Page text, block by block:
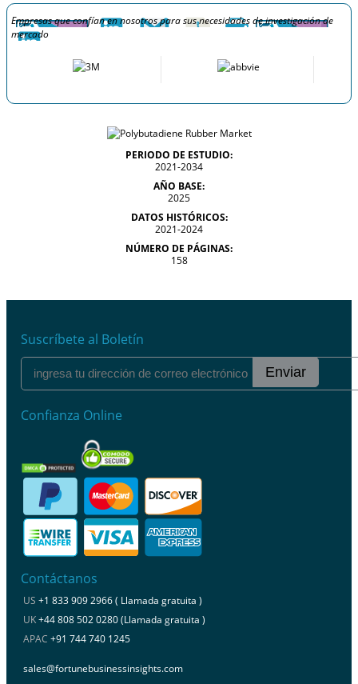
Empresas que confían en nosotros para sus necesidades de investigación de
mercado
PERIODO DE ESTUDIO:
2021-2034
AÑO BASE:
2025
DATOS HISTÓRICOS:
2021-2024
NÚMERO DE PÁGINAS:
158
Suscríbete al Boletín
Enviar
Confianza Online
Contáctanos
US +1 833 909 2966 ( Llamada gratuita )
UK+44 808 502 0280 (Llamada gratuita )
APAC +91 744 740 1245
sales@fortunebusinessinsights.com